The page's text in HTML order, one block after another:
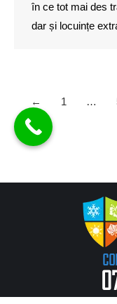
în ce tot mai des
dar și locuințe
← 1 …